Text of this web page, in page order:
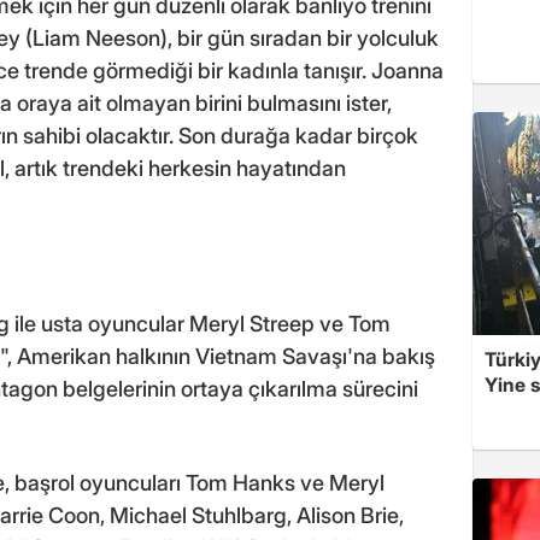
için her gün düzenli olarak banliyö trenini
(Liam Neeson), bir gün sıradan bir yolculuk
trende görmediği bir kadınla tanışır. Joanna
ait olmayan birini bulmasını ister,
sahibi olacaktır. Son durağa kadar birçok
artık trendeki herkesin hayatından
ile usta oyuncular Meryl Streep ve Tom
halkının Vietnam Savaşı'na bakış
belgelerinin ortaya çıkarılma sürecini
oyuncuları Tom Hanks ve Meryl
Coon, Michael Stuhlbarg, Alison Brie,
Yine